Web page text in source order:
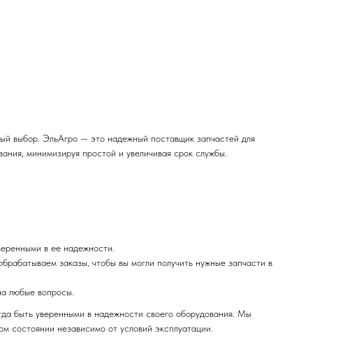
выбор. ЭльАгро — это надежный поставщик запчастей для
минимизируя простой и увеличивая срок службы.
в ее надежности.
заказы, чтобы вы могли получить нужные запчасти в
любые вопросы.
быть уверенными в надежности своего оборудования. Мы
состоянии независимо от условий эксплуатации.